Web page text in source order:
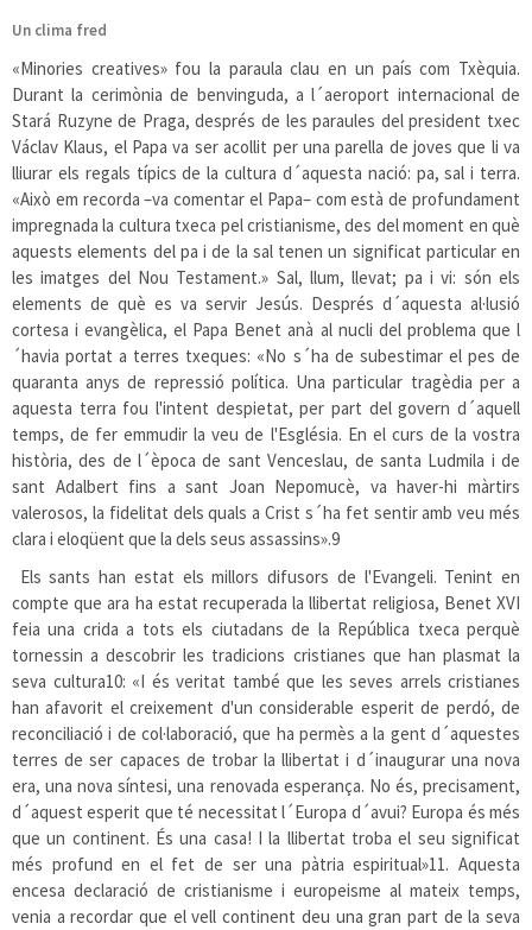
Un clima fred
«Minories creatives» fou la paraula clau en un país com Txèquia.
Durant la cerimònia de benvinguda, a l´aeroport internacional de
Stará Ruzyne de Praga, després de les paraules del president txec
Václav Klaus, el Papa va ser acollit per una parella de joves que li va
lliurar els regals típics de la cultura d´aquesta nació: pa, sal i terra.
«Això em recorda –va comentar el Papa– com està de profundament
impregnada la cultura txeca pel cristianisme, des del moment en què
aquests elements del pa i de la sal tenen un significat particular en
les imatges del Nou Testament.» Sal, llum, llevat; pa i vi: són els
elements de què es va servir Jesús. Després d´aquesta al·lusió
cortesa i evangèlica, el Papa Benet anà al nucli del problema que l
´havia portat a terres txeques: «No s´ha de subestimar el pes de
quaranta anys de repressió política. Una particular tragèdia per a
aquesta terra fou l'intent despietat, per part del govern d´aquell
temps, de fer emmudir la veu de l'Església. En el curs de la vostra
història, des de l´època de sant Venceslau, de santa Ludmila i de
sant Adalbert fins a sant Joan Nepomucè, va haver-hi màrtirs
valerosos, la fidelitat dels quals a Crist s´ha fet sentir amb veu més
clara i eloqüent que la dels seus assassins».9
Els sants han estat els millors difusors de l'Evangeli. Tenint en
compte que ara ha estat recuperada la llibertat religiosa, Benet XVI
feia una crida a tots els ciutadans de la República txeca perquè
tornessin a descobrir les tradicions cristianes que han plasmat la
seva cultura10: «I és veritat també que les seves arrels cristianes
han afavorit el creixement d'un considerable esperit de perdó, de
reconciliació i de col·laboració, que ha permès a la gent d´aquestes
terres de ser capaces de trobar la llibertat i d´inaugurar una nova
era, una nova síntesi, una renovada esperança. No és, precisament,
d´aquest esperit que té necessitat l´Europa d´avui? Europa és més
que un continent. És una casa! I la llibertat troba el seu significat
més profund en el fet de ser una pàtria espiritual»11. Aquesta
encesa declaració de cristianisme i europeisme al mateix temps,
venia a recordar que el vell continent deu una gran part de la seva